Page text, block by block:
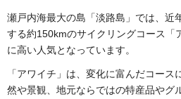
瀬戸内海最大の島「淡路島」では、近
する約150kmのサイクリングコース「
に高い人気となっています。
「アワイチ」は、変化に富んだコース
然や景観、地元ならではの特産品やグ